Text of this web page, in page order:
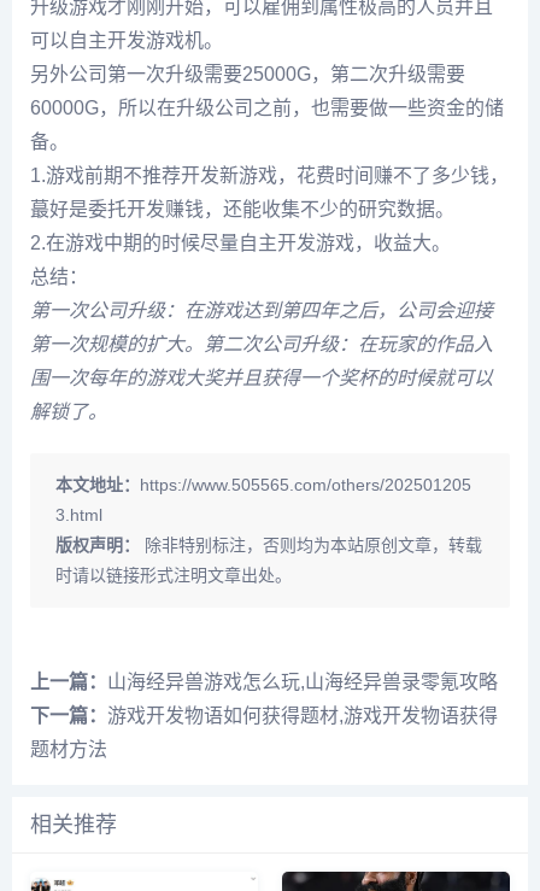
升级游戏才刚刚开始，可以雇佣到属性极高的人员并且
可以自主开发游戏机。
另外公司第一次升级需要25000G，第二次升级需要
60000G，所以在升级公司之前，也需要做一些资金的储
备。
1.游戏前期不推荐开发新游戏，花费时间赚不了多少钱，
蕞好是委托开发赚钱，还能收集不少的研究数据。
2.在游戏中期的时候尽量自主开发游戏，收益大。
总结：
第一次公司升级：在游戏达到第四年之后，公司会迎接
第一次规模的扩大。第二次公司升级：在玩家的作品入
围一次每年的游戏大奖并且获得一个奖杯的时候就可以
解锁了。
本文地址： https://www.505565.com/others/202501205
3.html
版权声明：
除非特别标注，否则均为本站原创文章，转载
时请以链接形式注明文章出处。
上一篇： 山海经异兽游戏怎么玩,山海经异兽录零氪攻略
下一篇： 游戏开发物语如何获得题材,游戏开发物语获得
题材方法
相关推荐